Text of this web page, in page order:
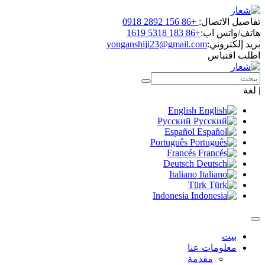
+86 156 2892 0918
اب:+86 183 5318 1619
yonganshiji23@gmail.com
English
Русский
Español
Português
Francés
Deutsch
Italiano
Türk
Indonesia
عنا